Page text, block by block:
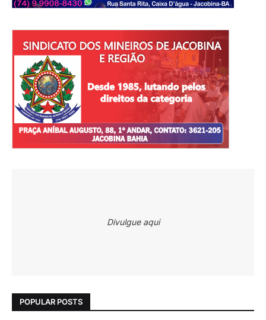
Divulgue aqui
POPULAR POSTS